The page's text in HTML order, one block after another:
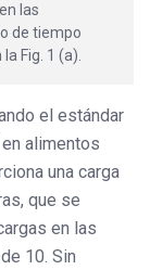
las
de tiempo
Fig. 1 (a).
el estándar
alimentos
una carga
que se
en las
10. Sin